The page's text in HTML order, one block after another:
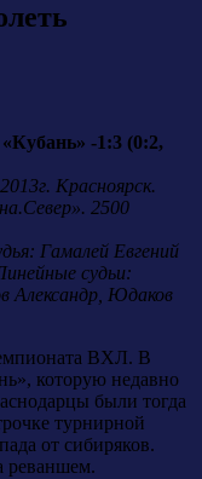
-1:3 (0:2,
Красноярск.
2500
Гамалей Евгений
судьи:
Александр, Юдаков
ВХЛ. В
которую недавно
были тогда
турнирной
от сибиряков.
реваншем.